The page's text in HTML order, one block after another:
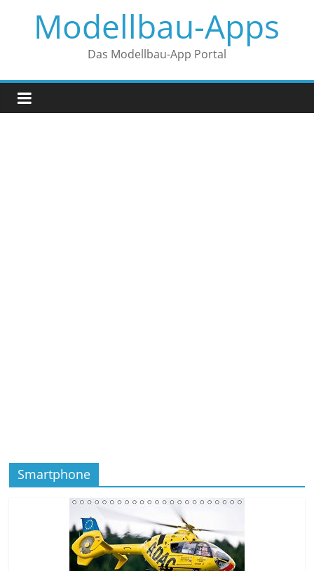
springenModellbau-Apps
Das Modellbau-App Portal
Smartphone